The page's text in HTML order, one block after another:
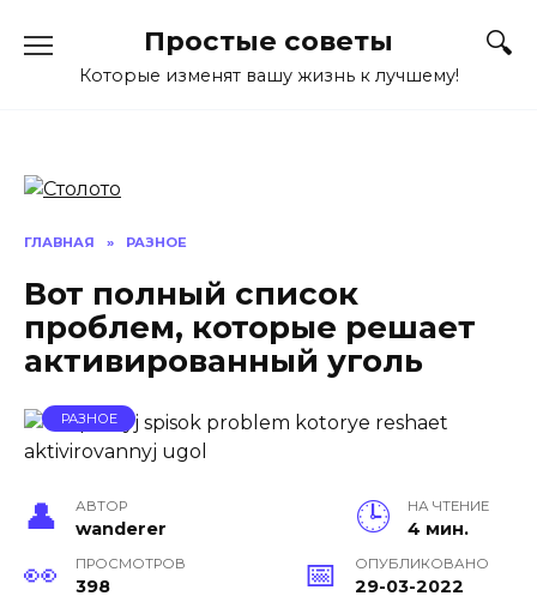
содержанию
Простые советы
Которые изменят вашу жизнь к лучшему!
ГЛАВНАЯ » РАЗНОЕ
Вот полный список
проблем, которые решает
активированный уголь
РАЗНОЕ
АВТОР
wanderer
НА ЧТЕНИЕ
4 мин.
ПРОСМОТРОВ
398
ОПУБЛИКОВАНО
29-03-2022